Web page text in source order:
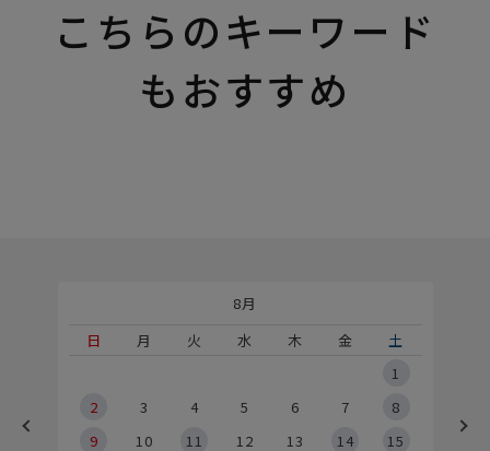
こちらのキーワード
もおすすめ
8月
日
月 火 水 木 金
土
1
2
3 4 5 6 7
8
9
10 11 12 13 14
15